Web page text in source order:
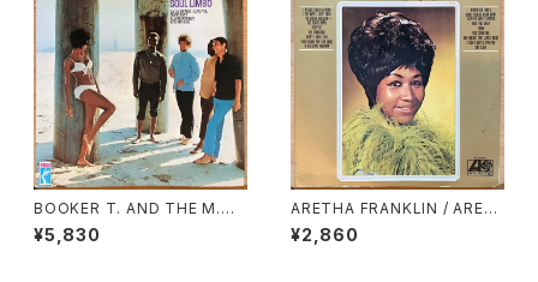
BOOKER T. AND THE M.
G.’S / SOUL LIMBO
¥5,830
ARETHA FRANKLIN / ARET
HA’S GOLD
¥2,860